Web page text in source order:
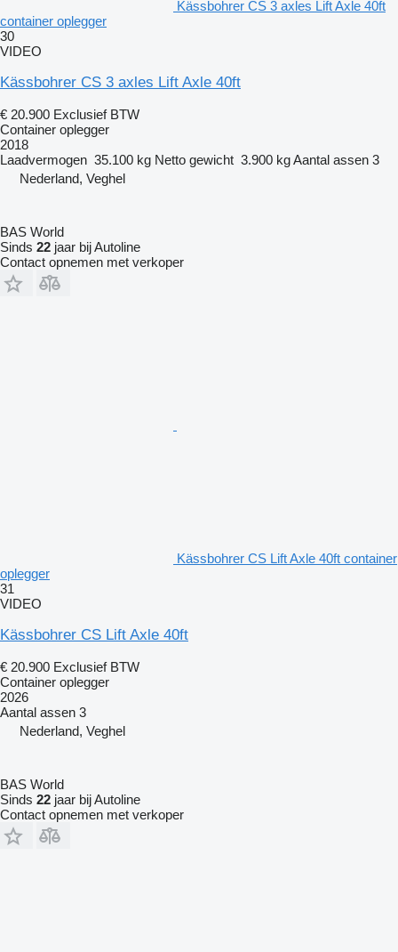
Kässbohrer CS 3 axles Lift Axle 40ft
container oplegger
30
VIDEO
Kässbohrer CS 3 axles Lift Axle 40ft
€ 20.900 Exclusief BTW
Container oplegger
2018
Laadvermogen 35.100 kg Netto gewicht 3.900 kgAantal assen 3
Nederland, Veghel
BAS World
Sinds 22 jaar bij Autoline
Contact opnemen met verkoper
Kässbohrer CS Lift Axle 40ft container
oplegger
31
VIDEO
Kässbohrer CS Lift Axle 40ft
€ 20.900 Exclusief BTW
Container oplegger
2026
Aantal assen 3
Nederland, Veghel
BAS World
Sinds 22 jaar bij Autoline
Contact opnemen met verkoper